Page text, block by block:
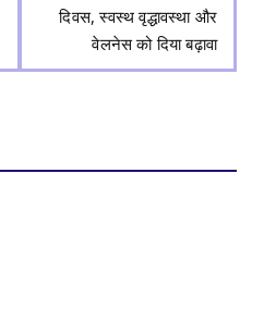
दिवस, स्वस्थ वृद्धावस्था और
वेलनेस को दिया बढ़ावा